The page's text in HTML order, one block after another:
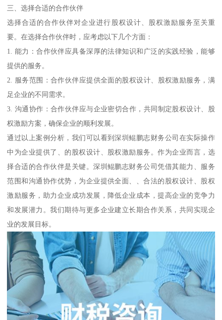
三、选择合适的合作伙伴
选择合适的合作伙伴对企业进行股权设计、股权激励服务至关重
要。在选择合作伙伴时，应考虑以下几个方面：
1. 能力：合作伙伴应具备深厚的法律知识和广泛的实践经验，能够
提供的服务。
2. 服务范围：合作伙伴应提供全面的股权设计、股权激励服务，满
足企业的不同需求。
3. 沟通协作：合作伙伴应与企业密切合作，共同制定股权设计、股
权激励方案，确保企业的顺利发展。
通过以上案例分析，我们可以看到深圳鲲鹏志财务公司在实际操作
中为企业提供了、的股权设计、股权激励服务。作为企业而言，选
择合适的合作伙伴是关键。深圳鲲鹏志财务公司凭借其能力、服务
范围和沟通协作优势，为企业提供全面、、合法的股权设计、股权
激励服务，助力企业成功发展，降低企业成本，提高企业的竞争力
和发展潜力。我们期待与更多企业建立长期合作关系，共同实现企
业的发展目标。